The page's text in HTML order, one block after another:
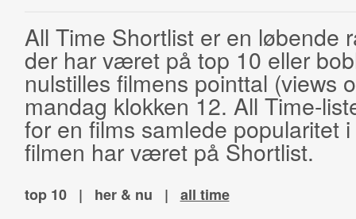
All Time Shortlist er en løbende
der har været på top 10 eller
nulstilles filmens pointtal (views
mandag klokken 12. All Time-
for en films samlede popularitet
filmen har været på Shortlist.
top 10 | her & nu | all time